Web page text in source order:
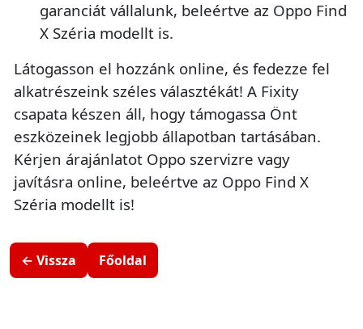
garanciát vállalunk, beleértve az Oppo Find
X Széria modellt is.
Látogasson el hozzánk online, és fedezze fel
alkatrészeink széles választékát! A Fixity
csapata készen áll, hogy támogassa Önt
eszközeinek legjobb állapotban tartásában.
Kérjen árajánlatot Oppo szervizre vagy
javításra online, beleértve az Oppo Find X
Széria modellt is!
← Vissza Főoldal